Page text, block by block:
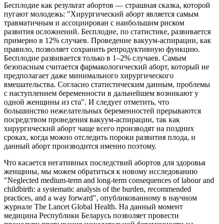
Бесплодие как результат абортов — страшная сказка, которой
пугают молодежь: "Хирургический аборт является самым
травматичным и ассоциирован с наибольшим риском
развития осложнений. Бесплодие, по статистике, развивается
примерно в 12% случаев. Проведение вакуум-аспирации, как
правило, позволяет сохранить репродуктивную функцию.
Бесплодие развивается только в 1–2% случаев. Самым
безопасным считается фармакологический аборт, который не
предполагает даже минимального хирургического
вмешательства. Согласно статистическим данным, проблемы
с наступлением беременности в дальнейшем возникают у
одной женщины из ста". И следует отметить, что
большинство нежелательных беременностей прерываются
посредством проведения вакуум-аспирации, так как
хирургический аборт чаще всего производят на поздних
сроках, когда можно отследить пороки развития плода, и
данный аборт производится именно поэтому.
Что касается негативных последствий абортов для здоровья
женщины, мы можем обратиться к новому исследованию
"Neglected medium-term and long-term consequences of labour and
childbirth: a systematic analysis of the burden, recommended
practices, and a way forward", опубликованному в научном
журнале The Lancet Global Health. На данный момент
медицина Республики Беларусь позволяет провести